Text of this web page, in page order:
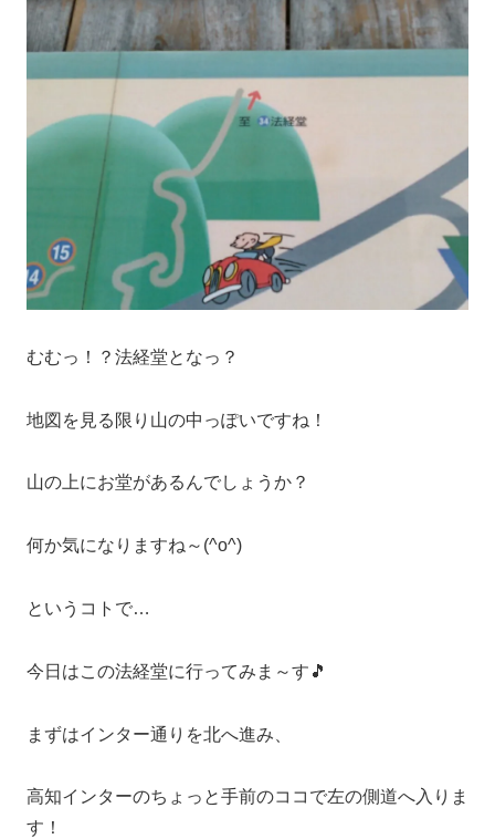
むむっ！？法経堂となっ？
地図を見る限り山の中っぽいですね！
山の上にお堂があるんでしょうか？
何か気になりますね～(^o^)
というコトで…
今日はこの法経堂に行ってみま～す🎵
まずはインター通りを北へ進み、
高知インターのちょっと手前のココで左の側道へ入りま
す！